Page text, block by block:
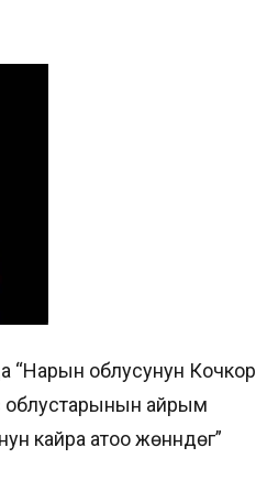
“Нарын облусунун Кочкор
облустарынын айрым
кайра атоо жөнүндөгү”